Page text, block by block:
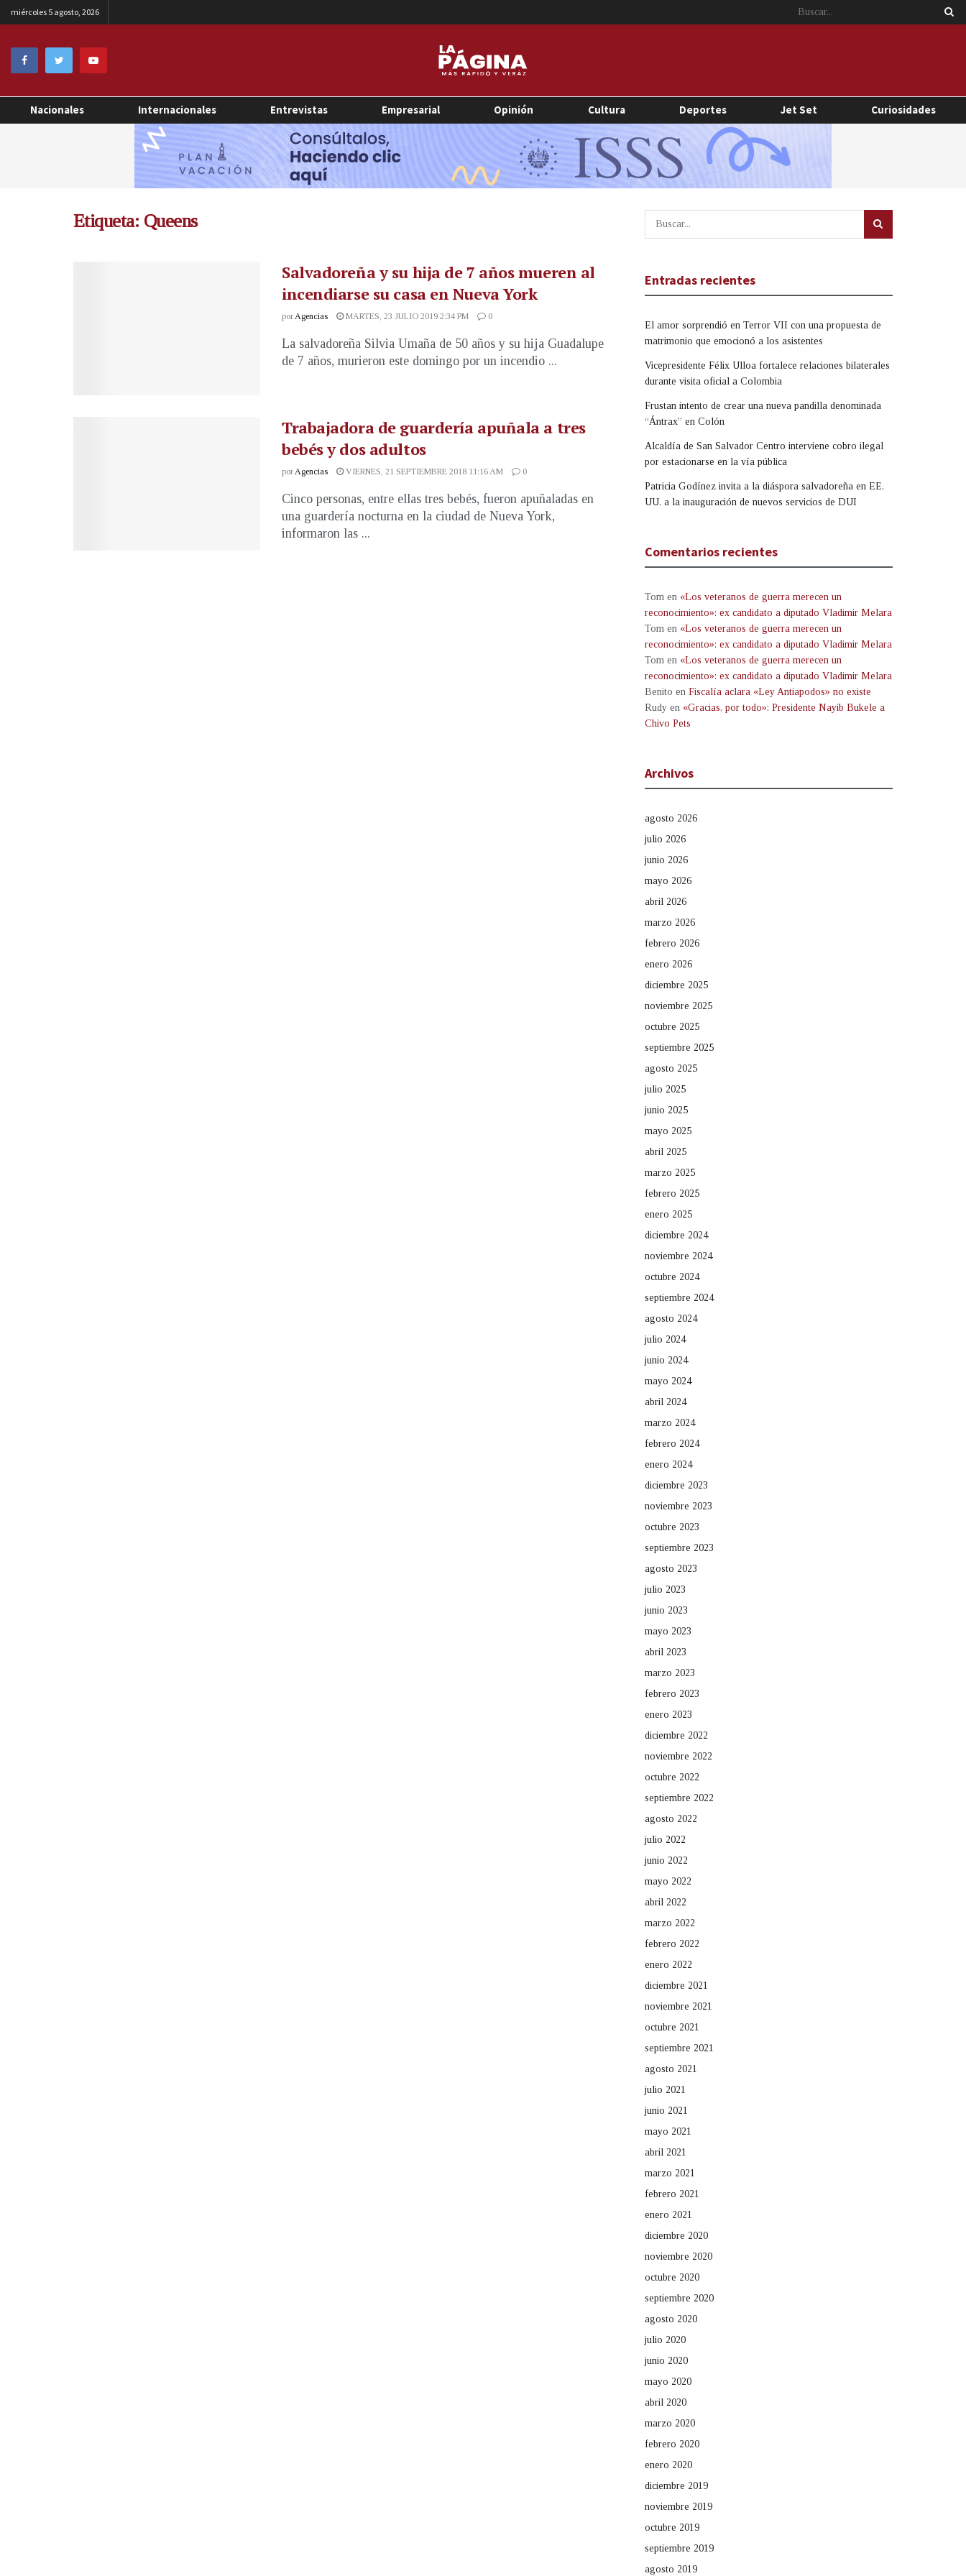
miércoles 5 agosto, 2026
Nacionales Internacionales Entrevistas Empresarial Opinión Cultura Deportes Jet Set Curiosidades
Etiqueta: Queens
Salvadoreña y su hija de 7 años mueren al
incendiarse su casa en Nueva York
porAgencias MARTES, 23 JULIO 2019 2:34 PM 0
La salvadoreña Silvia Umaña de 50 años y su hija Guadalupe
de 7 años, murieron este domingo por un incendio ...
Trabajadora de guardería apuñala a tres
bebés y dos adultos
porAgencias VIERNES, 21 SEPTIEMBRE 2018 11:16 AM 0
Cinco personas, entre ellas tres bebés, fueron apuñaladas en
una guardería nocturna en la ciudad de Nueva York,
informaron las ...
Entradas recientes
El amor sorprendió en Terror VII con una propuesta de
matrimonio que emocionó a los asistentes
Vicepresidente Félix Ulloa fortalece relaciones bilaterales
durante visita oficial a Colombia
Frustan intento de crear una nueva pandilla denominada
“Ántrax” en Colón
Alcaldía de San Salvador Centro interviene cobro ilegal
por estacionarse en la vía pública
Patricia Godínez invita a la diáspora salvadoreña en EE.
UU. a la inauguración de nuevos servicios de DUI
Comentarios recientes
Tom en «Los veteranos de guerra merecen un
reconocimiento»: ex candidato a diputado Vladimir Melara
Tom en «Los veteranos de guerra merecen un
reconocimiento»: ex candidato a diputado Vladimir Melara
Tom en «Los veteranos de guerra merecen un
reconocimiento»: ex candidato a diputado Vladimir Melara
Benito en Fiscalía aclara «Ley Antiapodos» no existe
Rudy en «Gracias, por todo»: Presidente Nayib Bukele a
Chivo Pets
Archivos
agosto 2026
julio 2026
junio 2026
mayo 2026
abril 2026
marzo 2026
febrero 2026
enero 2026
diciembre 2025
noviembre 2025
octubre 2025
septiembre 2025
agosto 2025
julio 2025
junio 2025
mayo 2025
abril 2025
marzo 2025
febrero 2025
enero 2025
diciembre 2024
noviembre 2024
octubre 2024
septiembre 2024
agosto 2024
julio 2024
junio 2024
mayo 2024
abril 2024
marzo 2024
febrero 2024
enero 2024
diciembre 2023
noviembre 2023
octubre 2023
septiembre 2023
agosto 2023
julio 2023
junio 2023
mayo 2023
abril 2023
marzo 2023
febrero 2023
enero 2023
diciembre 2022
noviembre 2022
octubre 2022
septiembre 2022
agosto 2022
julio 2022
junio 2022
mayo 2022
abril 2022
marzo 2022
febrero 2022
enero 2022
diciembre 2021
noviembre 2021
octubre 2021
septiembre 2021
agosto 2021
julio 2021
junio 2021
mayo 2021
abril 2021
marzo 2021
febrero 2021
enero 2021
diciembre 2020
noviembre 2020
octubre 2020
septiembre 2020
agosto 2020
julio 2020
junio 2020
mayo 2020
abril 2020
marzo 2020
febrero 2020
enero 2020
diciembre 2019
noviembre 2019
octubre 2019
septiembre 2019
agosto 2019